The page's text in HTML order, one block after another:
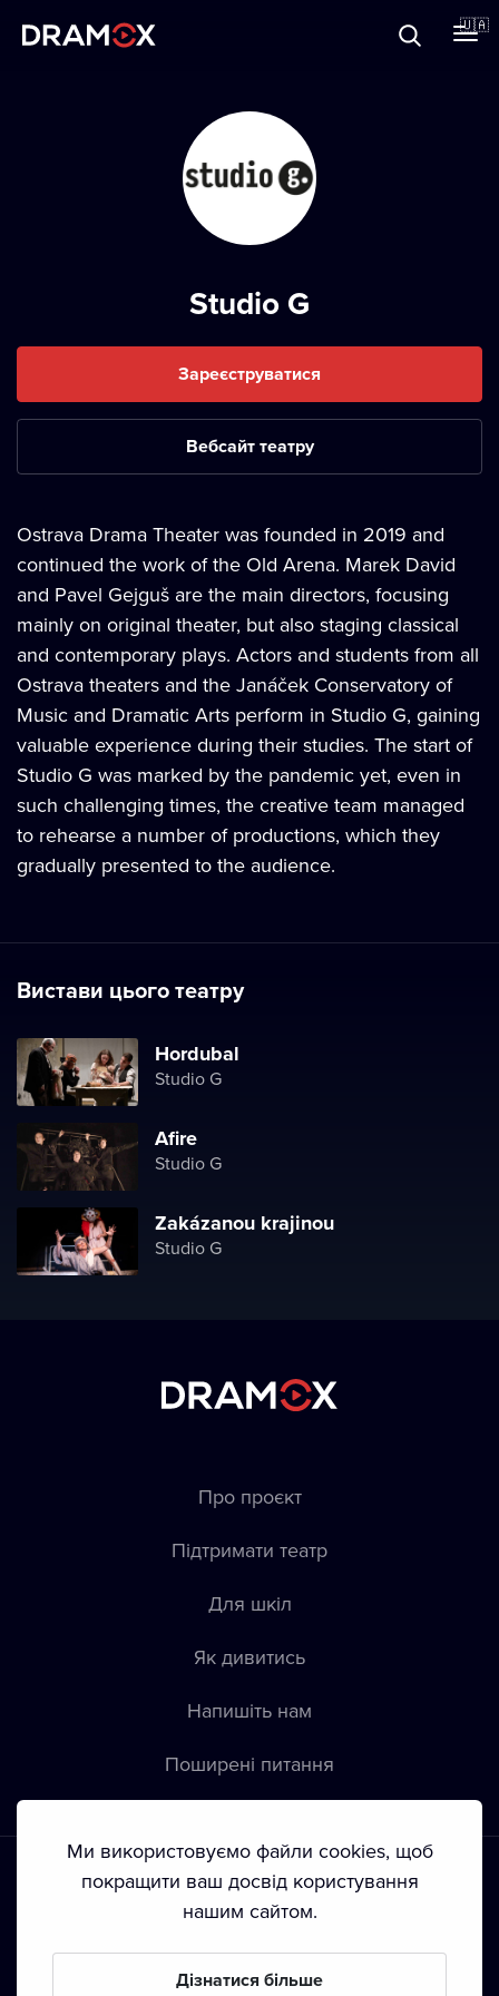
🇺🇦
Зареєструватися
Studio G
Зареєструватися
Вебсайт театру
Ostrava Drama Theater was founded in 2019 and
continued the work of the Old Arena. Marek David
and Pavel Gejguš are the main directors, focusing
mainly on original theater, but also staging classical
and contemporary plays. Actors and students from all
Ostrava theaters and the Janáček Conservatory of
Music and Dramatic Arts perform in Studio G, gaining
valuable experience during their studies. The start of
Studio G was marked by the pandemic yet, even in
such challenging times, the creative team managed
to rehearse a number of productions, which they
gradually presented to the audience.
Вистави цього театру
Hordubal
Studio G
Afire
Studio G
Zakázanou krajinou
Studio G
Про проєкт
Підтримати театр
Для шкіл
Як дивитись
Напишіть нам
Пoширені питання
Положення й умови • Конфіденційність • Автoрські права
Ми використовуємо файли cookies, щоб
покращити ваш досвід користування
нашим сайтом.
Дізнатися більше